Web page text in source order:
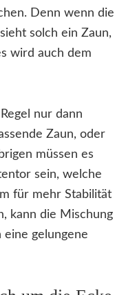
Denn wenn die
solch ein Zaun,
wird auch dem
nur dann
Zaun, oder
müssen es
sein, welche
für mehr Stabilität
kann die Mischung
eine gelungene